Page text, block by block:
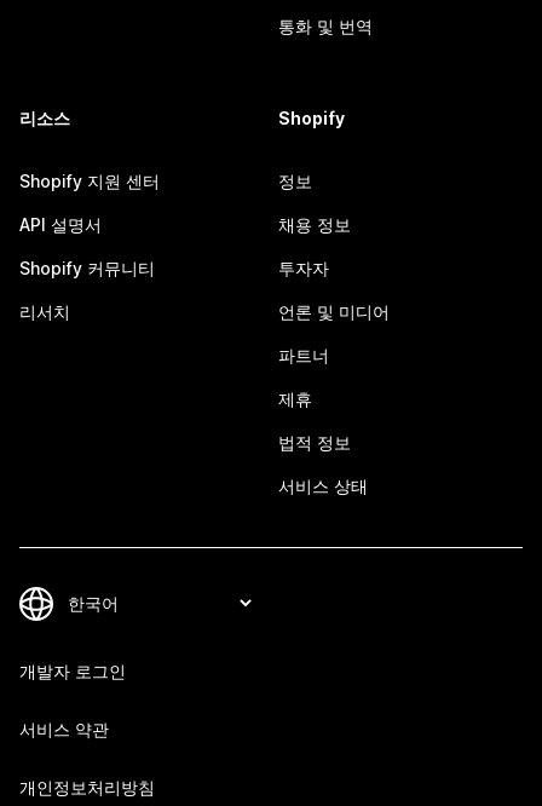
통화 및 번역
리소스
Shopify 지원 센터
API 설명서
Shopify 커뮤니티
리서치
Shopify
정보
채용 정보
투자자
언론 및 미디어
파트너
제휴
법적 정보
서비스 상태
개발자 로그인
서비스 약관
개인정보처리방침